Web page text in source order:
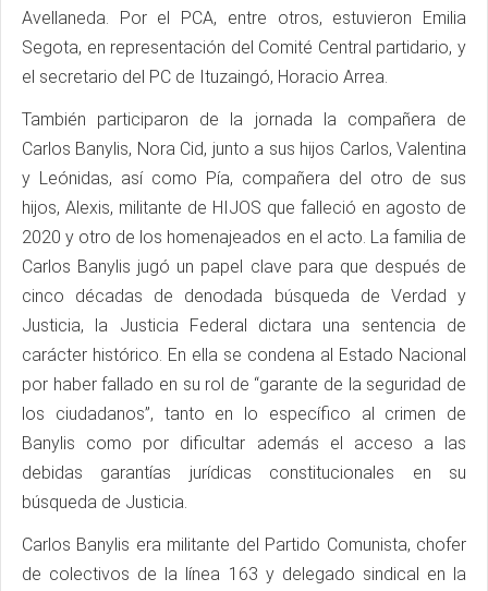
Avellaneda. Por el PCA, entre otros, estuvieron Emilia
Segota, en representación del Comité Central partidario, y
el secretario del PC de Ituzaingó, Horacio Arrea.
También participaron de la jornada la compañera de
Carlos Banylis, Nora Cid, junto a sus hijos Carlos, Valentina
y Leónidas, así como Pía, compañera del otro de sus
hijos, Alexis, militante de HIJOS que falleció en agosto de
2020 y otro de los homenajeados en el acto. La familia de
Carlos Banylis jugó un papel clave para que después de
cinco décadas de denodada búsqueda de Verdad y
Justicia, la Justicia Federal dictara una sentencia de
carácter histórico. En ella se condena al Estado Nacional
por haber fallado en su rol de “garante de la seguridad de
los ciudadanos”, tanto en lo específico al crimen de
Banylis como por dificultar además el acceso a las
debidas garantías jurídicas constitucionales en su
búsqueda de Justicia.
Carlos Banylis era militante del Partido Comunista, chofer
de colectivos de la línea 163 y delegado sindical en la